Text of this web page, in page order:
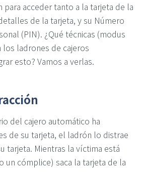
para acceder tanto a la tarjeta de la
de la tarjeta, y su Número
(PIN). ¿Qué técnicas (modus
los ladrones de cajeros
esto? Vamos a verlas.
del cajero automático ha
de su tarjeta, el ladrón lo distrae
tarjeta. Mientras la víctima está
un cómplice) saca la tarjeta de la